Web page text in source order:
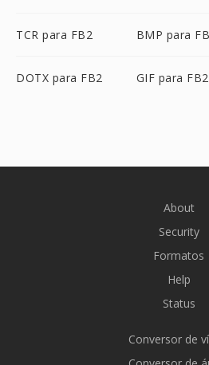
TCR para FB2 BMP para
DOTX para FB2 GIF para FB2
About
Security
Formatos
Help
Status
Conversor de